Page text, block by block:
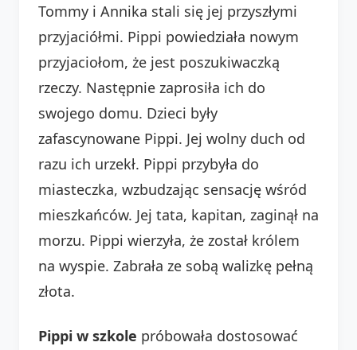
Tommy i Annika stali się jej przyszłymi
przyjaciółmi. Pippi powiedziała nowym
przyjaciołom, że jest poszukiwaczką
rzeczy. Następnie zaprosiła ich do
swojego domu. Dzieci były
zafascynowane Pippi. Jej wolny duch od
razu ich urzekł. Pippi przybyła do
miasteczka, wzbudzając sensację wśród
mieszkańców. Jej tata, kapitan, zaginął na
morzu. Pippi wierzyła, że został królem
na wyspie. Zabrała ze sobą walizkę pełną
złota.
Pippi w szkole próbowała dostosować